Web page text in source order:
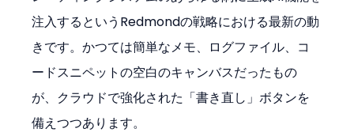
注入するというRedmondの戦略における最新の動
きです。かつては簡単なメモ、ログファイル、コ
ードスニペットの空白のキャンバスだったもの
が、クラウドで強化された「書き直し」ボタンを
備えつつあります。